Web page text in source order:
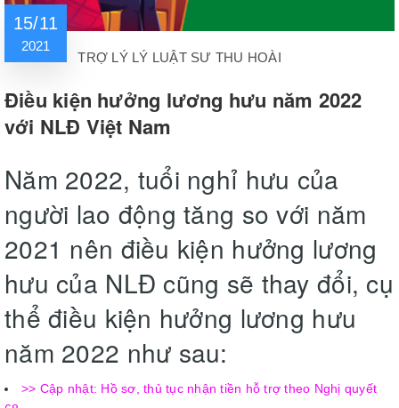
15/11
2021
TRỢ LÝ LÝ LUẬT SƯ THU HOÀI
Điều kiện hưởng lương hưu năm 2022
với NLĐ Việt Nam
Năm 2022, tuổi nghỉ hưu của
người lao động tăng so với năm
2021 nên điều kiện hưởng lương
hưu của NLĐ cũng sẽ thay đổi, cụ
thể điều kiện hưởng lương hưu
năm 2022 như sau:
>> Cập nhật: Hồ sơ, thủ tục nhận tiền hỗ trợ theo Nghị quyết